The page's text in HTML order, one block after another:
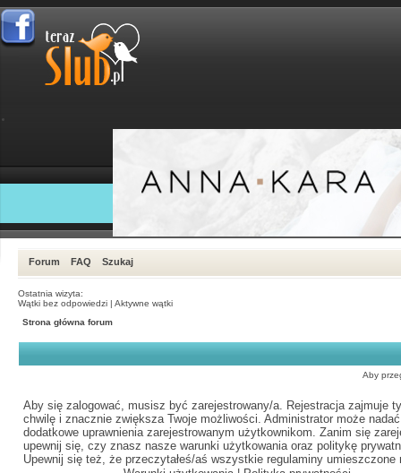
Forum FAQ Szukaj
Ostatnia wizyta:
Wątki bez odpowiedzi | Aktywne wątki
Strona główna forum
Aby
Aby się zalogować, musisz być zarejestrowany/a. Rejestracja zajmuje
chwilę i znacznie zwiększa Twoje możliwości. Administrator może nadać
dodatkowe uprawnienia zarejestrowanym użytkownikom. Zanim się
upewnij się, czy znasz nasze warunki użytkowania oraz politykę
Upewnij się też, że przeczytałeś/aś wszystkie regulaminy umieszczone